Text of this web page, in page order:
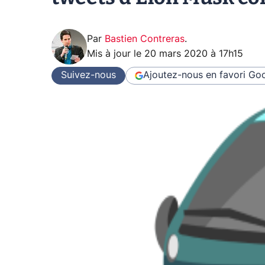
Par Bastien Contreras.
Mis à jour le 20 mars 2020 à 17h15
Suivez-nous Ajoutez-nous en favori